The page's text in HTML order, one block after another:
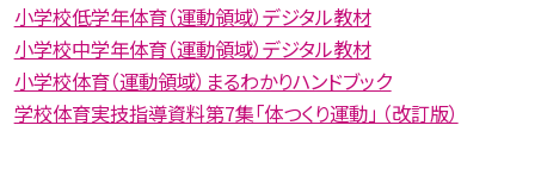
小学校低学年体育（運動領域）デジタル教材
小学校中学年体育（運動領域）デジタル教材
小学校体育（運動領域）まるわかりハンドブック
学校体育実技指導資料第7集「体つくり運動」 （改訂版）